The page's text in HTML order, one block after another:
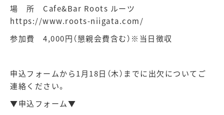
場 所 Cafe&Bar Roots ルーツ
https://www.roots-niigata.com/
参加費 4,000円（懇親会費含む）※当日徴収
申込フォームから1月18日（木）までに出欠についてご
連絡ください。
▼申込フォーム▼